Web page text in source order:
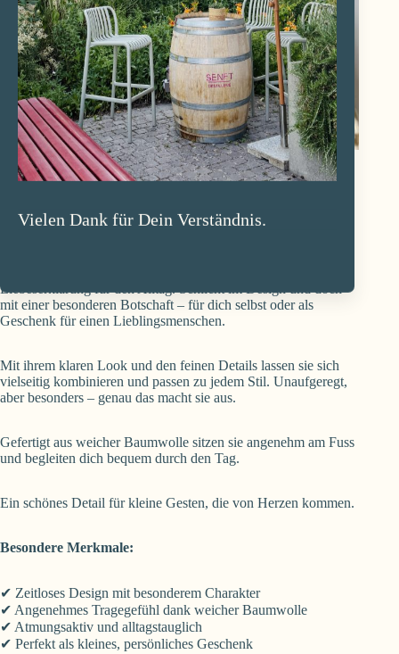
Vielen Dank für Dein Verständnis.
CHF16.90
Liebeserklärung für den Alltag. Schlicht im Design und doch
mit einer besonderen Botschaft – für dich selbst oder als
Geschenk für einen Lieblingsmenschen.
Mit ihrem klaren Look und den feinen Details lassen sie sich
vielseitig kombinieren und passen zu jedem Stil. Unaufgeregt,
aber besonders – genau das macht sie aus.
Gefertigt aus weicher Baumwolle sitzen sie angenehm am Fuss
und begleiten dich bequem durch den Tag.
Ein schönes Detail für kleine Gesten, die von Herzen kommen.
Besondere Merkmale:
✔ Zeitloses Design mit besonderem Charakter
✔ Angenehmes Tragegefühl dank weicher Baumwolle
✔ Atmungsaktiv und alltagstauglich
✔ Perfekt als kleines, persönliches Geschenk